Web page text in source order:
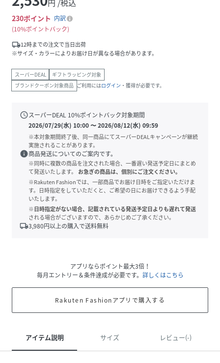
230ポイント 内訳
10%ポイントバック
local_shipping12時までの注文で当日出荷
※サイズ・カラーによりお届け日が異なる場合があります。
スーパーDEAL
ギフトラッピング対象
ブランドクーポン対象商品 ご利用にはログイン ・獲得が必要です。
scheduleスーパーDEAL 10%ポイントバック対象期間
2026/07/29(水) 10:00〜2026/08/12(水) 09:59
※本対象期間終了後、同一商品にてスーパーDEALキャンペーンが継続
実施されることがあります。
info商品発送についてのご案内です。
※同時に複数の商品を注文された場合、一番遅い発送予定日にまとめ
て発送いたします。
お急ぎの商品は、個別にご注文ください。
※Rakuten Fashionでは、一部商品でお届け日時をご指定いただけま
す。日時指定をしていただくと、ご希望の日にお届けできるよう手配
いたします。
※日時指定がない場合、記載されている発送予定日よりも遅れて発送
される場合がございますので、あらかじめご了承ください。
local_shipping3,980円以上の購入で送料無料
アプリならポイント最大3倍！
毎月エントリー＆条件達成が必要です。 詳しくはこちら
Rakuten Fashionアプリで購入する
アイテム説明 サイズ レビュー(-)